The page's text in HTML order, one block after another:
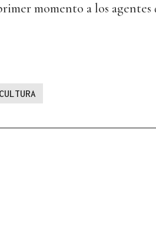
momento a los
CULTURA